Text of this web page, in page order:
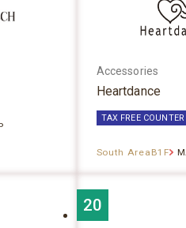
Accessories
Heartdance
TAX FREE COUNTER
South AreaB1F
20